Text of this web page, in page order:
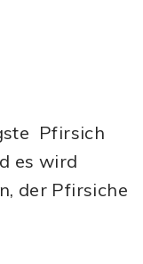
Pfirsich
es wird
der Pfirsiche